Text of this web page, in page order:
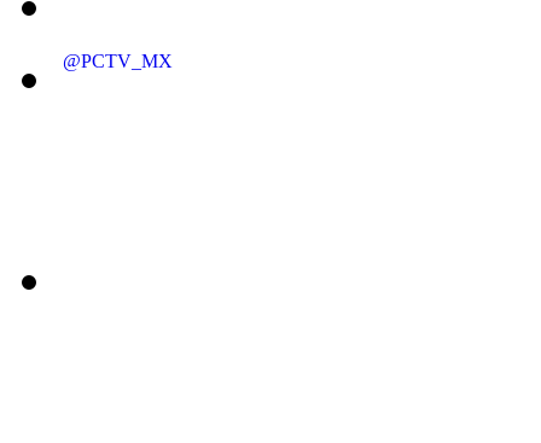
@PCTV_MX